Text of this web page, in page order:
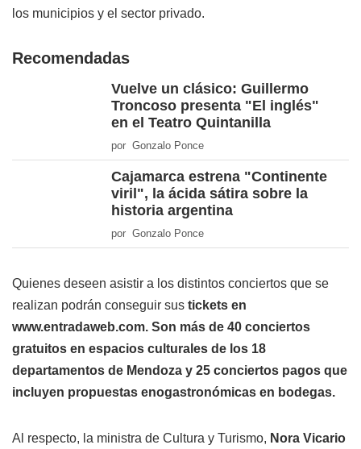
los municipios y el sector privado.
Recomendadas
Vuelve un clásico: Guillermo
Troncoso presenta "El inglés"
en el Teatro Quintanilla
por Gonzalo Ponce
Cajamarca estrena "Continente
viril", la ácida sátira sobre la
historia argentina
por Gonzalo Ponce
Quienes deseen asistir a los distintos conciertos que se
realizan podrán conseguir sus tickets en
www.entradaweb.com. Son más de 40 conciertos
gratuitos en espacios culturales de los 18
departamentos de Mendoza y 25 conciertos pagos que
incluyen propuestas enogastronómicas en bodegas.
Al respecto, la ministra de Cultura y Turismo, Nora Vicario